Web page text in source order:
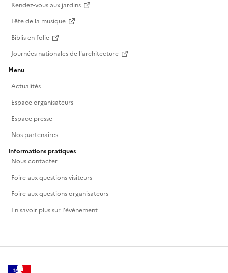
Rendez-vous aux jardins
Fête de la musique
Biblis en folie
Journées nationales de l'architecture
Menu
Actualités
Espace organisateurs
Espace presse
Nos partenaires
Informations pratiques
Nous contacter
Foire aux questions visiteurs
Foire aux questions organisateurs
En savoir plus sur l'événement